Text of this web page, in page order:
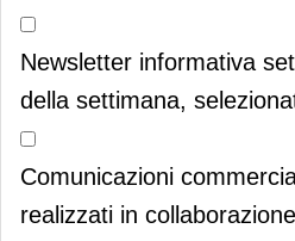
Newsletter informativa
della settimana,
Comunicazioni
realizzati in